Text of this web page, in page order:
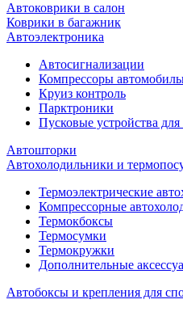
Автоковрики в салон
Коврики в багажник
Автоэлектроника
Автосигнализации
Компрессоры
Круиз контроль
Парктроники
Пусковые устройства для
Автошторки
Автохолодильники и
Термоэлектрические
Компрессорные
Термокбоксы
Термосумки
Термокружки
Дополнительные
Автобоксы и крепления для